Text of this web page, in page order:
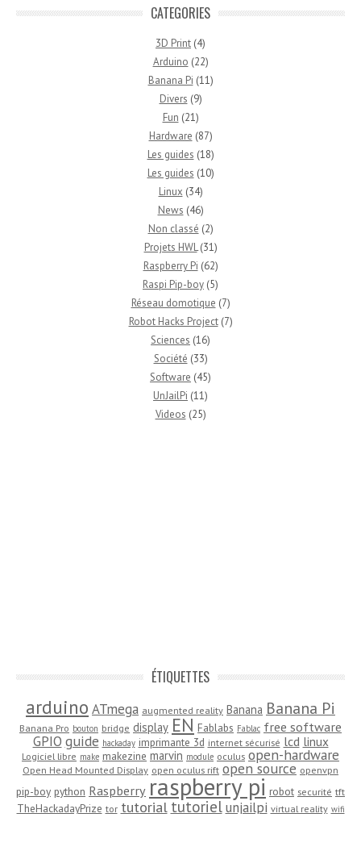
CATEGORIES
3D Print (4)
Arduino (22)
Banana Pi (11)
Divers (9)
Fun (21)
Hardware (87)
Les guides (18)
Les guides (10)
Linux (34)
News (46)
Non classé (2)
Projets HWL(31)
Raspberry Pi (62)
Raspi Pip-boy (5)
Réseau domotique (7)
Robot Hacks Project(7)
Sciences (16)
Société (33)
Software (45)
UnJailPi (11)
Videos (25)
ÉTIQUETTES
arduino ATmega augmented reality Banana Banana Pi
Banana Pro bouton bridge display EN Fablabs Fablac free software
GPIO guide hackaday imprimante 3d internet sécurisé lcd linux
Logiciel libre make makezine marvin module oculus open-hardware
Open Head Mounted Display open oculus rift open source openvpn
pip-boy python Raspberry raspberry pi robot securité tft
TheHackadayPrize tor tutorial tutoriel unjailpi virtual reality wifi